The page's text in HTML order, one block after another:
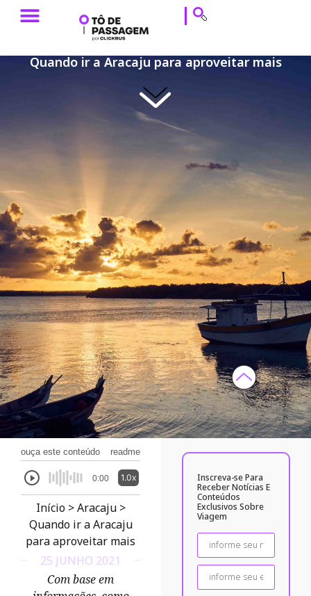
Quando ir a Aracaju para aproveitar mais
ouça este conteúdo readme
0:00 1.0x
Início>Aracaju>
Quando ir a Aracaju
para aproveitar mais
25 JUNHO 2021
Com base em
Inscreva-se Para
Receber Notícias E
Conteúdos
Exclusivos Sobre
Viagem